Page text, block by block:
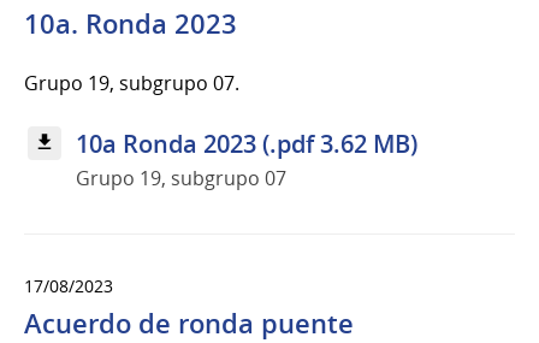
10a. Ronda 2023
Grupo 19, subgrupo 07.
10a Ronda 2023 (.pdf 3.62 MB)
Grupo 19, subgrupo 07
17/08/2023
Acuerdo de ronda puente